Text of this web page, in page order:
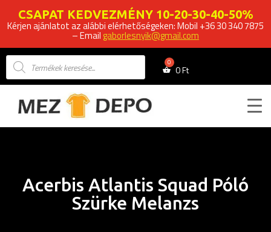
CSAPAT KEDVEZMÉNY 10-20-30-40-50%
Kérjen ajánlatot az alábbi elérhetőségeken: Mobil +36 30 340 7875
– Email gaborlesnyik@gmail.com
Products
search 0Ft
Acerbis Atlantis Squad Póló
Szürke Melanzs